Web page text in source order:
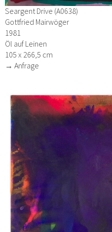
Seargent Drive (A0638)
Gottfried Mairwöger
1981
Öl auf Leinen
105 x 266,5 cm
→ Anfrage